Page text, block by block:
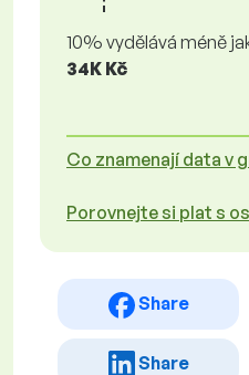
10% vydělává méně
34K Kč
Co znamenají data v
Porovnejte si plat s
Share
Share